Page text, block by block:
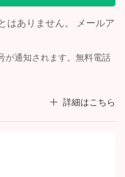
はありません。 メールア
が通知されます。無料電話
詳細はこちら
ら「許可する」ボタンを押